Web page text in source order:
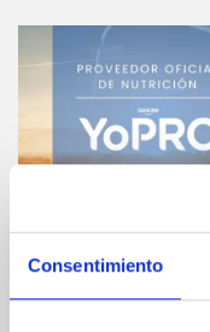
Consentimiento